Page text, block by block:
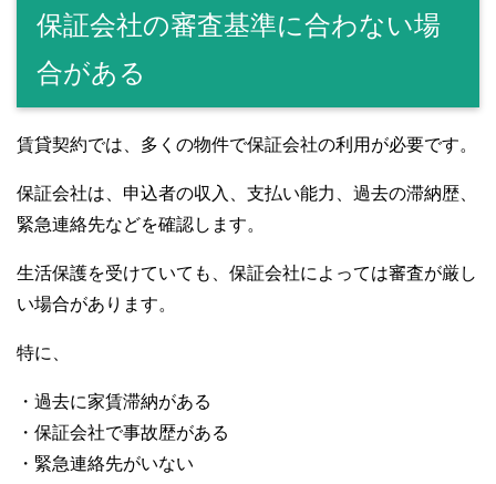
保証会社の審査基準に合わない場
合がある
賃貸契約では、多くの物件で保証会社の利用が必要です。
保証会社は、申込者の収入、支払い能力、過去の滞納歴、
緊急連絡先などを確認します。
生活保護を受けていても、保証会社によっては審査が厳し
い場合があります。
特に、
・過去に家賃滞納がある
・保証会社で事故歴がある
・緊急連絡先がいない